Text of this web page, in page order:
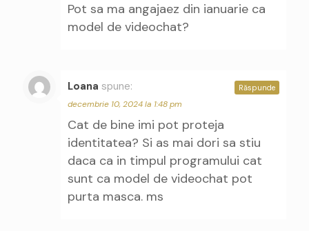
Pot sa ma angajaez din ianuarie ca
model de videochat?
Loana spune:
decembrie 10, 2024 la 1:48 pm
Cat de bine imi pot proteja
identitatea? Si as mai dori sa stiu
daca ca in timpul programului cat
sunt ca model de videochat pot
purta masca. ms
Răspunde